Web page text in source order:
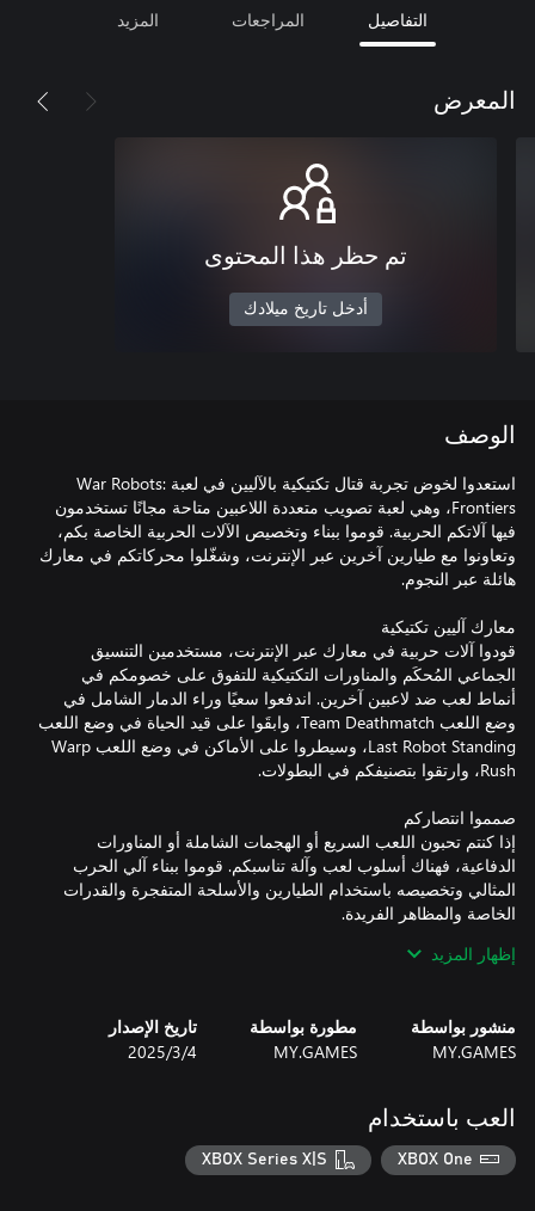
التفاصيل المراجعات المزيد
المعرض
تم حظر هذا المحتوى
أدخل تاريخ ميلادك
الوصف
استعدوا لخوض تجربة قتال تكتيكية بالآليين في لعبة War Robots:
Frontiers، وهي لعبة تصويب متعددة اللاعبين متاحة مجانًا تستخدمون
فيها آلاتكم الحربية. قوموا ببناء وتخصيص الآلات الحربية الخاصة بكم،
وتعاونوا مع طيارين آخرين عبر الإنترنت، وشغّلوا محركاتكم في معارك
قودوا آلات حربية في معارك عبر الإنترنت، مستخدمين التنسيق
الجماعي المُحكَم والمناورات التكتيكية للتفوق على خصومكم في
أنماط لعب ضد لاعبين آخرين. اندفعوا سعيًا وراء الدمار الشامل في
وضع اللعب Team Deathmatch، وابقَوا على قيد الحياة في وضع اللعب
Last Robot Standing، وسيطروا على الأماكن في وضع اللعب Warp
إذا كنتم تحبون اللعب السريع أو الهجمات الشاملة أو المناورات
الدفاعية، فهناك أسلوب لعب وآلة تناسبكم. قوموا ببناء آلي الحرب
المثالي وتخصيصه باستخدام الطيارين والأسلحة المتفجرة والقدرات
السرية، ومحطات الطاقة الحرارية، تمتلئ هذه الخرائط بالفرص... لكن
الطيارين هم وحدهم من يحددون على أي أرض سيسيطرون! كوّنوا
إظهار المزيد
منشور بواسطة
MY.GAMES
مطورة بواسطة
MY.GAMES
تاريخ الإصدار
4‏/3‏/2025
العب باستخدام
XBOX One
XBOX Series X|S